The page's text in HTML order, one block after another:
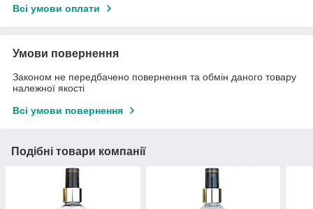
Всі умови оплати
Умови повернення
Законом не передбачено повернення та обмін даного товару
належної якості
Всі умови повернення
Подібні товари компанії